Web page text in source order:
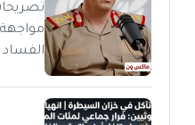
الفساد